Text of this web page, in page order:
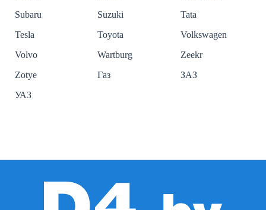
Subaru
Suzuki
Tata
Tesla
Toyota
Volkswagen
Volvo
Wartburg
Zeekr
Zotye
Газ
ЗАЗ
УАЗ